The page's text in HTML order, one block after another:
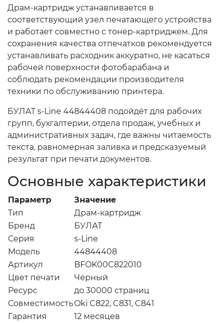
Драм-картридж устанавливается в
соответствующий узел печатающего устройства
и работает совместно с тонер-картриджем. Для
сохранения качества отпечатков рекомендуется
устанавливать расходник аккуратно, не касаться
рабочей поверхности фотобарабана и
соблюдать рекомендации производителя
техники по обслуживанию принтера.
БУЛАТ s-Line 44844408 подойдёт для рабочих
групп, бухгалтерии, отдела продаж, учебных и
административных задач, где важны читаемость
текста, равномерная заливка и предсказуемый
результат при печати документов.
Основные характеристики
Параметр
Значение
Тип
Драм-картридж
Бренд
БУЛАТ
Серия
s-Line
Модель
44844408
Артикул
BFOK00C822010
Цвет печати
Чёрный
Ресурс
до 30000 страниц
СовместимостьOki C822, C831, C841
Гарантия
12 месяцев